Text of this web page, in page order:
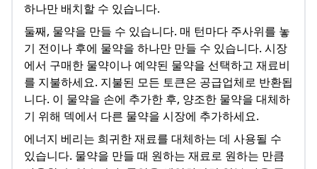
하나만 배치할 수 있습니다.
둘째, 물약을 만들 수 있습니다. 매 턴마다 주사위를 놓
기 전이나 후에 물약을 하나만 만들 수 있습니다. 시장
에서 구매한 물약이나 예약된 물약을 선택하고 재료비
를 지불하세요. 지불된 모든 토큰은 공급업체로 반환됩
니다. 이 물약을 손에 추가한 후, 양조한 물약을 대체하
기 위해 덱에서 다른 물약을 시장에 추가하세요.
에너지 베리는 희귀한 재료를 대체하는 데 사용될 수
있습니다. 물약을 만들 때 원하는 재료로 원하는 만큼